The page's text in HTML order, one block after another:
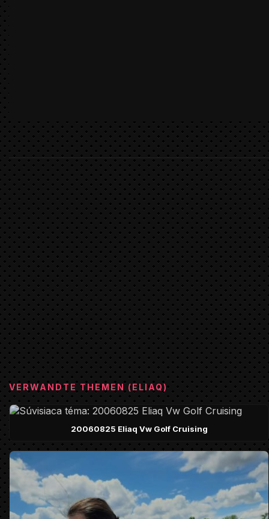
VERWANDTE THEMEN (ELIAQ)
20060825 Eliaq Vw Golf Cruising